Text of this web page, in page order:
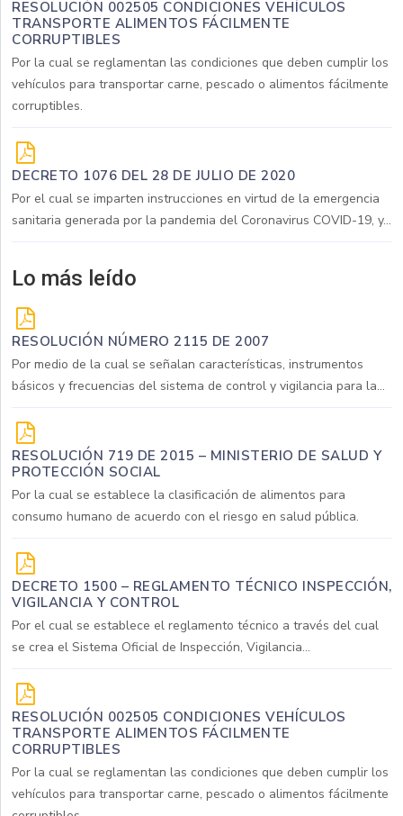
RESOLUCIÓN 002505 CONDICIONES VEHÍCULOS
TRANSPORTE ALIMENTOS FÁCILMENTE
CORRUPTIBLES
Por la cual se reglamentan las condiciones que deben cumplir los
vehículos para transportar carne, pescado o alimentos fácilmente
corruptibles.
DECRETO 1076 DEL 28 DE JULIO DE 2020
Por el cual se imparten instrucciones en virtud de la emergencia
sanitaria generada por la pandemia del Coronavirus COVID-19, y...
Lo más leído
RESOLUCIÓN NÚMERO 2115 DE 2007
Por medio de la cual se señalan características, instrumentos
básicos y frecuencias del sistema de control y vigilancia para la...
RESOLUCIÓN 719 DE 2015 – MINISTERIO DE SALUD Y
PROTECCIÓN SOCIAL
Por la cual se establece la clasificación de alimentos para
consumo humano de acuerdo con el riesgo en salud pública.
DECRETO 1500 – REGLAMENTO TÉCNICO INSPECCIÓN,
VIGILANCIA Y CONTROL
Por el cual se establece el reglamento técnico a través del cual
se crea el Sistema Oficial de Inspección, Vigilancia...
RESOLUCIÓN 002505 CONDICIONES VEHÍCULOS
TRANSPORTE ALIMENTOS FÁCILMENTE
CORRUPTIBLES
Por la cual se reglamentan las condiciones que deben cumplir los
vehículos para transportar carne, pescado o alimentos fácilmente